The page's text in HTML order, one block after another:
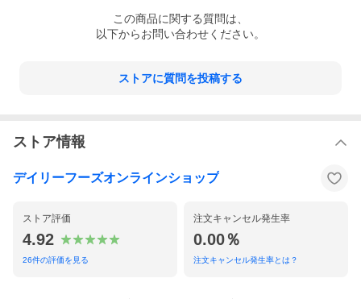
この商品に関する質問は、
以下からお問い合わせください。
ストアに質問を投稿する
ストア情報
デイリーフーズオンラインショップ
ストア評価
4.92
26件の評価を見る
注文キャンセル発生率
0.00％
注文キャンセル発生率とは？